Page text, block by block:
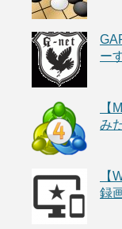
ー
【
み
【
録